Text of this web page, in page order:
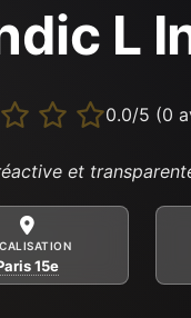
L
0.0/5 (0
et
15e